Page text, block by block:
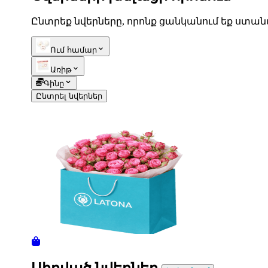
Պատվերի կարգավիճակ
Սպասող պատվեր
Telegram+37493888774
Ընտրեք նվերները, որոնք ցանկանում եք
Ում համար
Առիթ
Գինը
Ընտրել նվերներ